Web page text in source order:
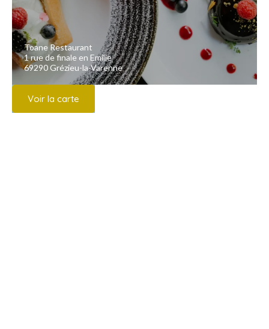
Toane Restaurant
1 rue de finale en Emilie
69290 Grézieu-la-Varenne
Voir la carte